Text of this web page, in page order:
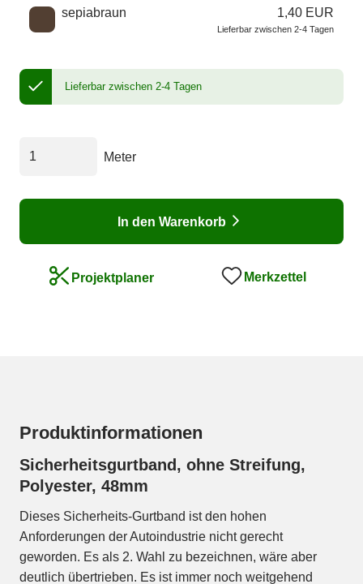
sepiabraun 1,40 EUR
Lieferbar zwischen 2-4 Tagen
Lieferbar zwischen 2-4 Tagen
Meter
In den Warenkorb
Projektplaner Merkzettel
Produktinformationen
Sicherheitsgurtband, ohne Streifung,
Polyester, 48mm
Dieses Sicherheits-Gurtband ist den hohen
Anforderungen der Autoindustrie nicht gerecht
geworden. Es als 2. Wahl zu bezeichnen, wäre aber
deutlich übertrieben. Es ist immer noch weitgehend